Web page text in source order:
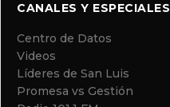
CANALES Y ESPECIALES
Centro de Datos
Videos
Líderes de San Luis
Promesa vs Gestión